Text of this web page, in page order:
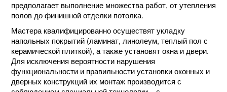
предполагает выполнение множества работ, от утепления
полов до финишной отделки потолка.
Мастера квалифицированно осуществят укладку
напольных покрытий (ламинат, линолеум, теплый пол с
керамической плиткой), а также установят окна и двери.
Для исключения вероятности нарушения
функциональности и правильности установки оконных и
дверных конструкций их монтаж производится с